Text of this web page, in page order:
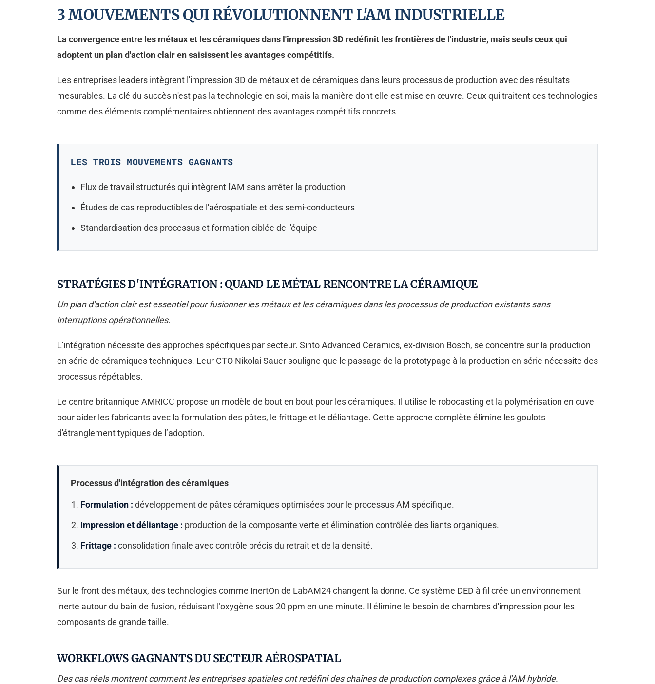
3 MOUVEMENTS QUI RÉVOLUTIONNENT L'AM INDUSTRIELLE
La convergence entre les métaux et les céramiques dans l'impression 3D redéfinit les frontières de l'industrie, mais seuls ceux qui
adoptent un plan d'action clair en saisissent les avantages compétitifs.
Les entreprises leaders intègrent l'impression 3D de métaux et de céramiques dans leurs processus de production avec des résultats
mesurables. La clé du succès n'est pas la technologie en soi, mais la manière dont elle est mise en œuvre. Ceux qui traitent ces technologies
comme des éléments complémentaires obtiennent des avantages compétitifs concrets.
LES TROIS MOUVEMENTS GAGNANTS
Flux de travail structurés qui intègrent l'AM sans arrêter la production
Études de cas reproductibles de l'aérospatiale et des semi-conducteurs
Standardisation des processus et formation ciblée de l'équipe
STRATÉGIES D'INTÉGRATION : QUAND LE MÉTAL RENCONTRE LA CÉRAMIQUE
Un plan d'action clair est essentiel pour fusionner les métaux et les céramiques dans les processus de production existants sans
interruptions opérationnelles.
L'intégration nécessite des approches spécifiques par secteur. Sinto Advanced Ceramics, ex-division Bosch, se concentre sur la production
en série de céramiques techniques. Leur CTO Nikolai Sauer souligne que le passage de la prototypage à la production en série nécessite des
processus répétables.
Le centre britannique AMRICC propose un modèle de bout en bout pour les céramiques. Il utilise le robocasting et la polymérisation en cuve
pour aider les fabricants avec la formulation des pâtes, le frittage et le déliantage. Cette approche complète élimine les goulots
d'étranglement typiques de l’adoption.
Processus d'intégration des céramiques
Formulation : développement de pâtes céramiques optimisées pour le processus AM spécifique.
Impression et déliantage : production de la composante verte et élimination contrôlée des liants organiques.
Frittage : consolidation finale avec contrôle précis du retrait et de la densité.
Sur le front des métaux, des technologies comme InertOn de LabAM24 changent la donne. Ce système DED à fil crée un environnement
inerte autour du bain de fusion, réduisant l’oxygène sous 20 ppm en une minute. Il élimine le besoin de chambres d'impression pour les
composants de grande taille.
WORKFLOWS GAGNANTS DU SECTEUR AÉROSPATIAL
Des cas réels montrent comment les entreprises spatiales ont redéfini des chaînes de production complexes grâce à l'AM hybride.